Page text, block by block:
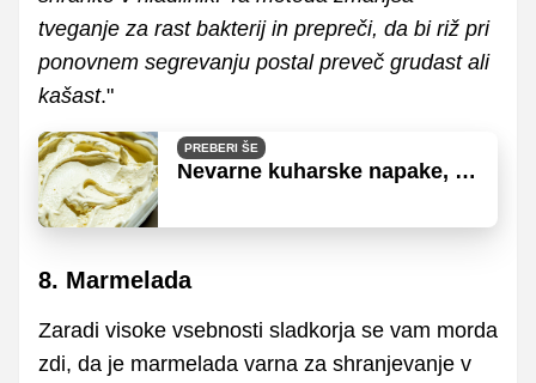
tveganje za rast bakterij in prepreči, da bi riž pri
ponovnem segrevanju postal preveč grudast ali
kašast."
PREBERI ŠE
Nevarne kuharske napake, ki
8. Marmelada
Zaradi visoke vsebnosti sladkorja se vam morda
zdi, da je marmelada varna za shranjevanje v